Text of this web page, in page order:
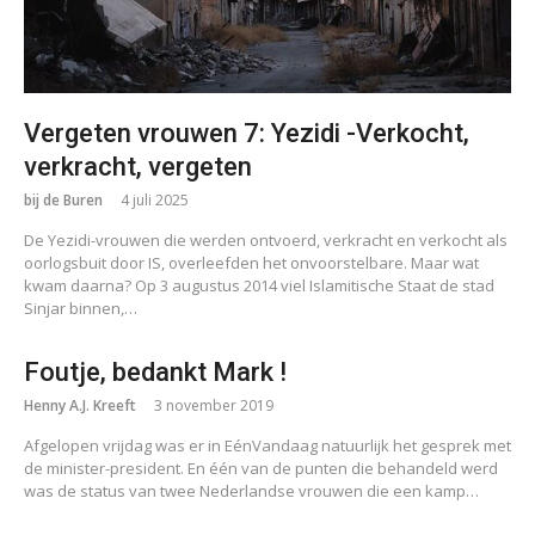
Vergeten vrouwen 7: Yezidi -Verkocht,
verkracht, vergeten
bij de Buren 4 juli 2025
De Yezidi-vrouwen die werden ontvoerd, verkracht en verkocht als
oorlogsbuit door IS, overleefden het onvoorstelbare. Maar wat
kwam daarna? Op 3 augustus 2014 viel Islamitische Staat de stad
Sinjar binnen,…
Foutje, bedankt Mark !
Henny A.J. Kreeft 3 november 2019
Afgelopen vrijdag was er in EénVandaag natuurlijk het gesprek met
de minister-president. En één van de punten die behandeld werd
was de status van twee Nederlandse vrouwen die een kamp…